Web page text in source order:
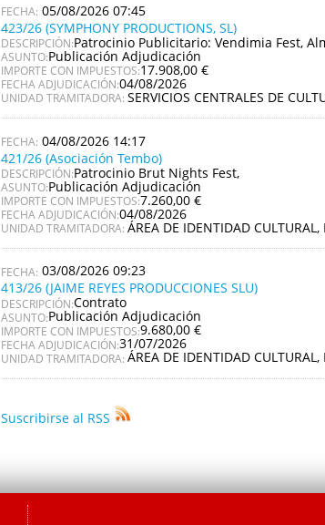
05/08/2026 07:45
423/26 (SYMPHONY PRODUCTIONS, SL)
DESCRIPCIÓN:Patrocinio Publicitario: Vendimia Fest,
ASUNTO:Publicación Adjudicación
IMPORTE CON IMPUESTOS:17.908,00 €
FECHA ADJUDICACIÓN:04/08/2026
UNIDAD TRAMITADORA: SERVICIOS CENTRALES DE
04/08/2026 14:17
421/26 (Asociación Tembo)
DESCRIPCIÓN:Patrocinio Brut Nights Fest,
ASUNTO:Publicación Adjudicación
IMPORTE CON IMPUESTOS:7.260,00 €
FECHA ADJUDICACIÓN:04/08/2026
UNIDAD TRAMITADORA: ÁREA DE IDENTIDAD CULTURAL,
03/08/2026 09:23
413/26 (JAIME REYES PRODUCCIONES SLU)
DESCRIPCIÓN:Contrato
ASUNTO:Publicación Adjudicación
IMPORTE CON IMPUESTOS:9.680,00 €
FECHA ADJUDICACIÓN:31/07/2026
UNIDAD TRAMITADORA: ÁREA DE IDENTIDAD
Suscribirse al RSS